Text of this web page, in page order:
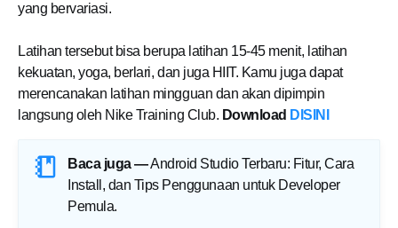
yang bervariasi.
Latihan tersebut bisa berupa latihan 15-45 menit, latihan
kekuatan, yoga, berlari, dan juga HIIT. Kamu juga dapat
merencanakan latihan mingguan dan akan dipimpin
langsung oleh Nike Training Club. Download DISINI
Baca juga —Android Studio Terbaru: Fitur, Cara
Install, dan Tips Penggunaan untuk Developer
Pemula.